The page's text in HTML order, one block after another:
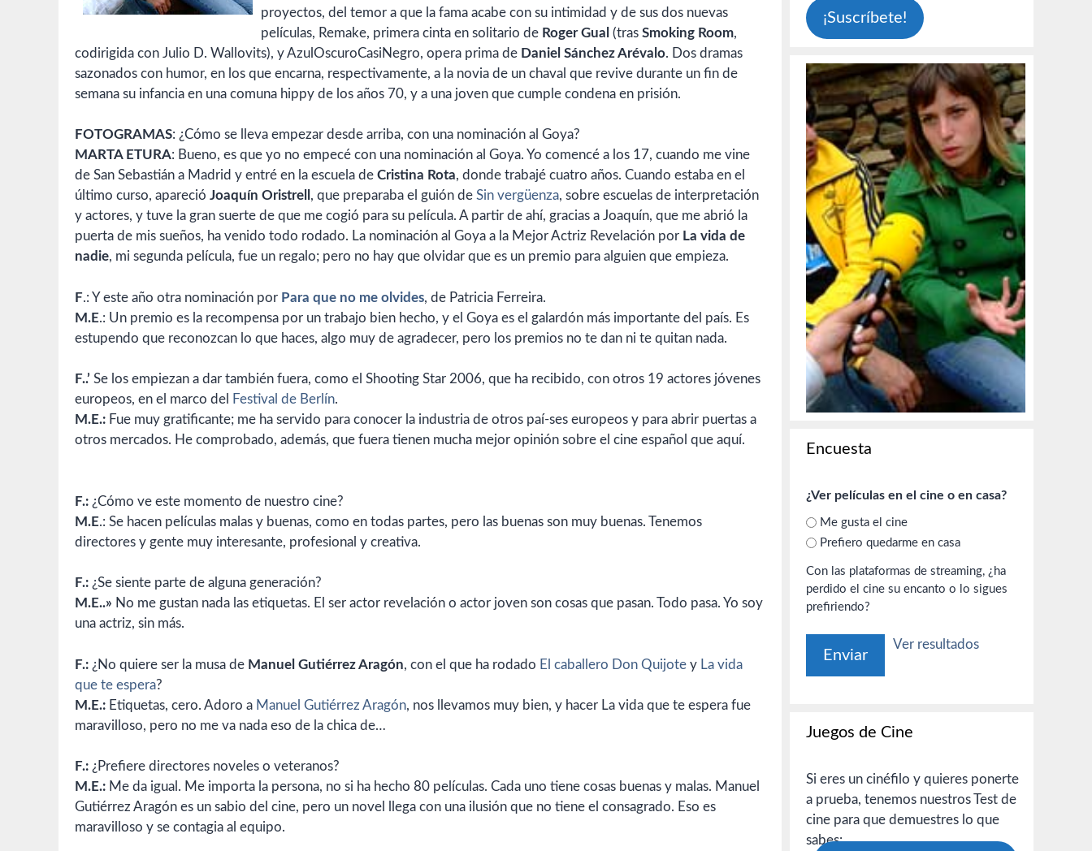
proyectos, del temor a que la fama acabe con su intimidad y de sus dos nuevas
películas, Remake, primera cinta en solitario de Roger Gual (tras Smoking Room,
codirigida con Julio D. Wallovits), y AzulOscuroCasiNegro, opera prima de Daniel Sánchez Arévalo. Dos dramas
sazonados con humor, en los que encarna, respectivamente, a la novia de un chaval que revive durante un fin de
semana su infancia en una comuna hippy de los años 70, y a una joven que cumple condena en prisión.
FOTOGRAMAS: ¿Cómo se lleva empezar desde arriba, con una nominación al Goya?
MARTA ETURA: Bueno, es que yo no empecé con una nominación al Goya. Yo comencé a los 17, cuando me vine
de San Sebastián a Madrid y entré en la escuela de Cristina Rota, donde trabajé cuatro años. Cuando estaba en el
último curso, apareció Joaquín Oristrell , que preparaba el guión de Sin vergüenza, sobre escuelas de interpretación
y actores, y tuve la gran suerte de que me cogió para su película. A partir de ahí, gracias a Joaquín, que me abrió la
puerta de mis sueños, ha venido todo rodado. La nominación al Goya a la Mejor Actriz Revelación por La vida de
nadie, mi segunda película, fue un regalo; pero no hay que olvidar que es un premio para alguien que empieza.
F.: Y este año otra nominación por Para que no me olvides, de Patricia Ferreira.
M.E.: Un premio es la recompensa por un trabajo bien hecho, y el Goya es el galardón más importante del país. Es
estupendo que reconozcan lo que haces, algo muy de agradecer, pero los premios no te dan ni te quitan nada.
F..’ Se los empiezan a dar también fuera, como el Shooting Star 2006, que ha recibido, con otros 19 actores jóvenes
europeos, en el marco del
Festival de Berlín.
M.E.: Fue muy gratificante; me ha servido para conocer la industria de otros paí-ses europeos y para abrir puertas a
otros mercados. He comprobado, además, que fuera tienen mucha mejor opinión sobre el cine español que aquí.
F.: ¿Cómo ve este momento de nuestro cine?
M.E.: Se hacen películas malas y buenas, como en todas partes, pero las buenas son muy buenas. Tenemos
directores y gente muy interesante, profesional y creativa.
F.: ¿Se siente parte de alguna generación?
M.E..» No me gustan nada las etiquetas. El ser actor revelación o actor joven son cosas que pasan. Todo pasa. Yo soy
una actriz, sin más.
F.: ¿No quiere ser la musa de Manuel Gutiérrez Aragón, con el que ha rodado El caballero Don Quijote y La vida
que te espera?
M.E.: Etiquetas, cero. Adoro a Manuel Gutiérrez Aragón, nos llevamos muy bien, y hacer La vida que te espera fue
maravilloso, pero no me va nada eso de la chica de…
F.: ¿Prefiere directores noveles o veteranos?
M.E.: Me da igual. Me importa la persona, no si ha hecho 80 películas. Cada uno tiene cosas buenas y malas. Manuel
Gutiérrez Aragón es un sabio del cine, pero un novel llega con una ilusión que no tiene el consagrado. Eso es
maravilloso y se contagia al equipo.
Encuesta
¿Ver películas en el cine o en casa?
Me gusta el cine
Prefiero quedarme en casa
Con las plataformas de streaming, ¿ha
perdido el cine su encanto o lo sigues
prefiriendo?
Ver resultados
Juegos de Cine
Si eres un cinéfilo y quieres ponerte
a prueba, tenemos nuestros Test de
cine para que demuestres lo que
sabes: